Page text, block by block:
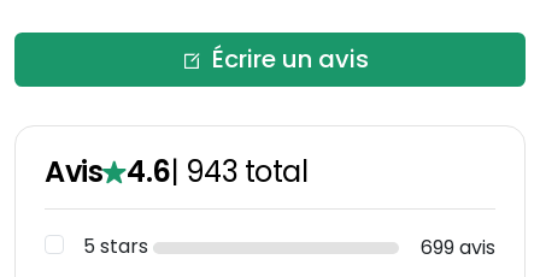
Écrire un avis
Avis 4.6| 943 total
5 stars
699 avis